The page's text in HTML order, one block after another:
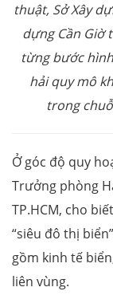
thuật, Sở Xây
dựng Cần Giờ
từng bước
hải quy mô
trong
Ở góc độ quy
Trưởng phòng
TP.HCM, cho
“siêu đô thị
gồm kinh tế
liên vùng.